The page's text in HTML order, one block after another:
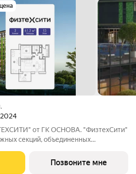
2024
от ГК ОСНОВА. "ФизтехСити"
секций, объединенных
В кластере собственный
парковки, на первых
Позвоните мне